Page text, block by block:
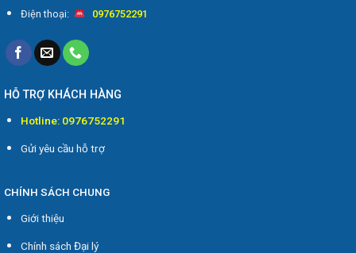
Điện thoại: 0976752291
HỖ TRỢ KHÁCH HÀNG
Hotline: 0976752291
Gửi yêu cầu hỗ trợ
CHÍNH SÁCH CHUNG
Giới thiệu
Chính sách Đại lý